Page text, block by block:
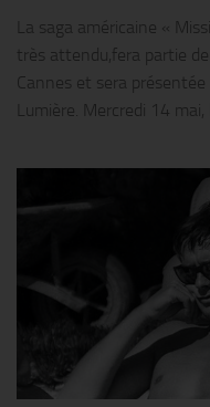
La saga américaine «
très attendu,fera partie
Cannes et sera
Lumière. Mercredi 14